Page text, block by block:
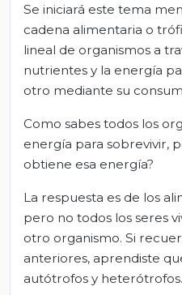
Se iniciará este tema
cadena alimentaria o
lineal de organismos a
nutrientes y la energía
otro mediante su
Como sabes todos los
energía para sobrevivir,
obtiene esa energía?
La respuesta es de los
pero no todos los seres
otro organismo. Si
anteriores, aprendiste
autótrofos y heterótrofos.